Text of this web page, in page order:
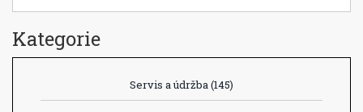
Kategorie
Servis a údržba(145)